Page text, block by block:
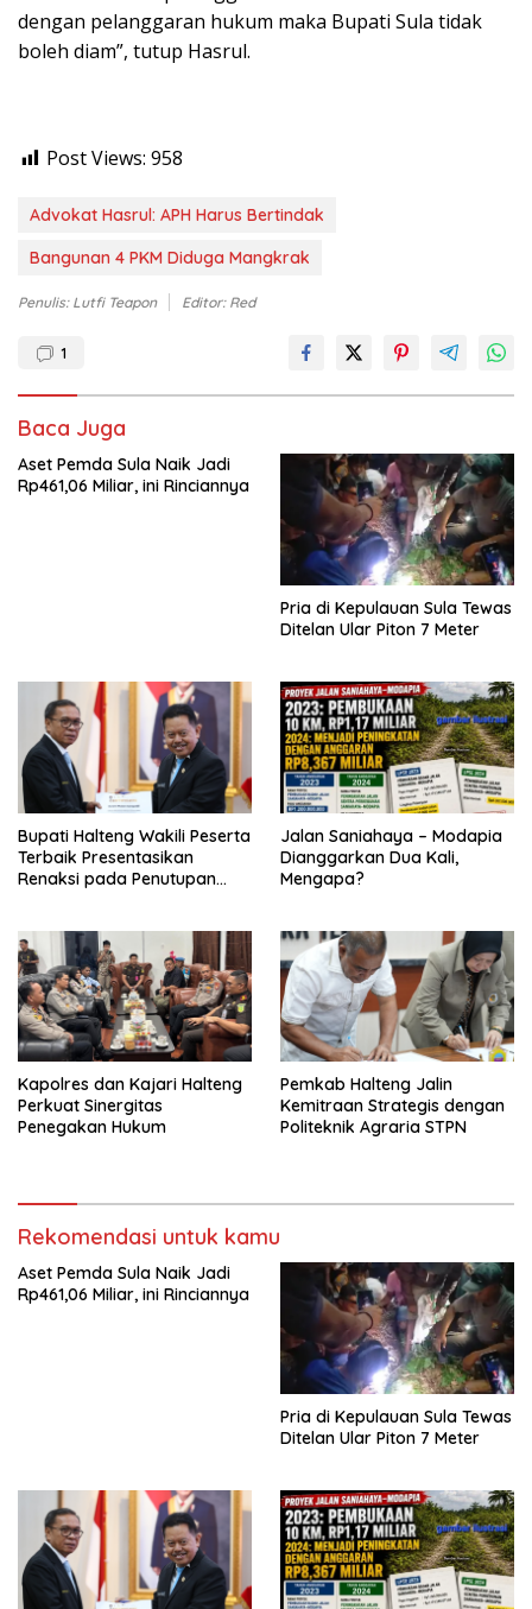
dengan pelanggaran hukum maka Bupati Sula tidak
boleh diam”, tutup Hasrul.
Post Views: 958
Advokat Hasrul: APH Harus Bertindak
Bangunan 4 PKM Diduga Mangkrak
Penulis: Lutfi Teapon Editor: Red
1
Baca Juga
Aset Pemda Sula Naik Jadi
Rp461,06 Miliar, ini Rinciannya
Pria di Kepulauan Sula Tewas
Ditelan Ular Piton 7 Meter
Bupati Halteng Wakili Peserta
Terbaik Presentasikan
Renaksi pada Penutupan
Jalan Saniahaya – Modapia
Dianggarkan Dua Kali,
Mengapa?
Kapolres dan Kajari Halteng
Perkuat Sinergitas
Penegakan Hukum
Pemkab Halteng Jalin
Kemitraan Strategis dengan
Politeknik Agraria STPN
Rekomendasi untuk kamu
Aset Pemda Sula Naik Jadi
Rp461,06 Miliar, ini Rinciannya
Pria di Kepulauan Sula Tewas
Ditelan Ular Piton 7 Meter